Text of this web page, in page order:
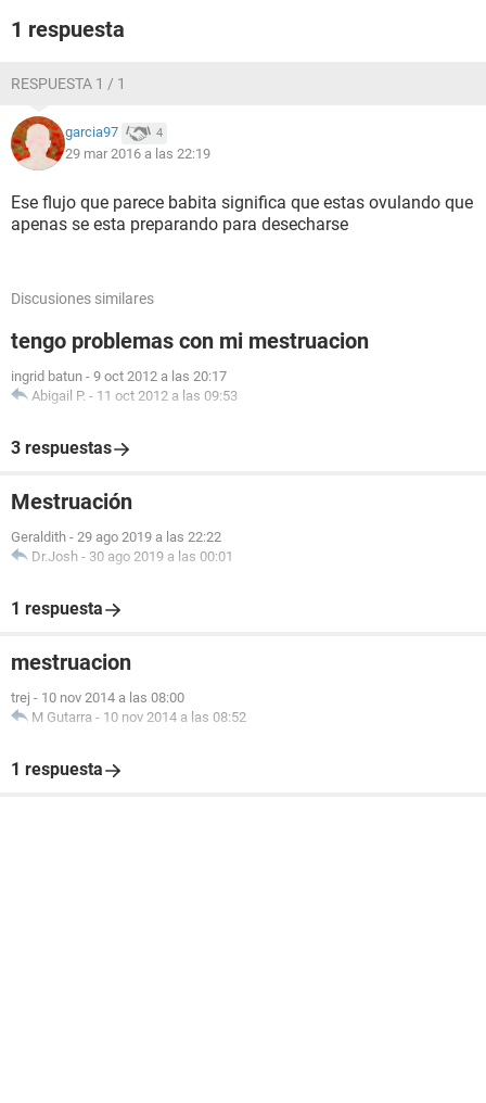
1 respuesta
RESPUESTA 1 / 1
garcia97 4
29 mar 2016 a las 22:19
Ese flujo que parece babita significa que estas ovulando que
apenas se esta preparando para desecharse
Discusiones similares
tengo problemas con mi mestruacion
ingrid batun - 9 oct 2012 a las 20:17
Abigail P. - 11 oct 2012 a las 09:53
3 respuestas
Mestruación
Geraldith - 29 ago 2019 a las 22:22
Dr.Josh - 30 ago 2019 a las 00:01
1 respuesta
mestruacion
trej - 10 nov 2014 a las 08:00
M Gutarra - 10 nov 2014 a las 08:52
1 respuesta